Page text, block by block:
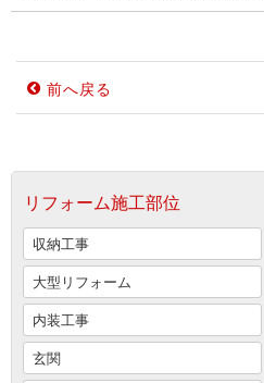
前へ戻る
リフォーム施工部位
収納工事
大型リフォーム
内装工事
玄関